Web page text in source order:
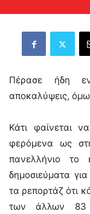
Πέρασε ήδη
αποκαλύψεις,
Κάτι φαίνεται
φερόμενα ως
πανελλήνιο το
δημοσιεύματα
τα ρεπορτάζ ότι
των άλλων 83